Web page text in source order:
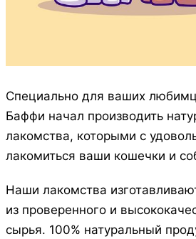
Специально для ваших
Баффи начал производить
лакомства, которыми с
лакомиться ваши кошечки и
Наши лакомства
из проверенного и
сырья. 100% натуральный